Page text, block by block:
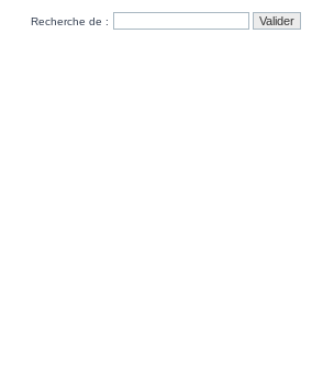
Recherche de :